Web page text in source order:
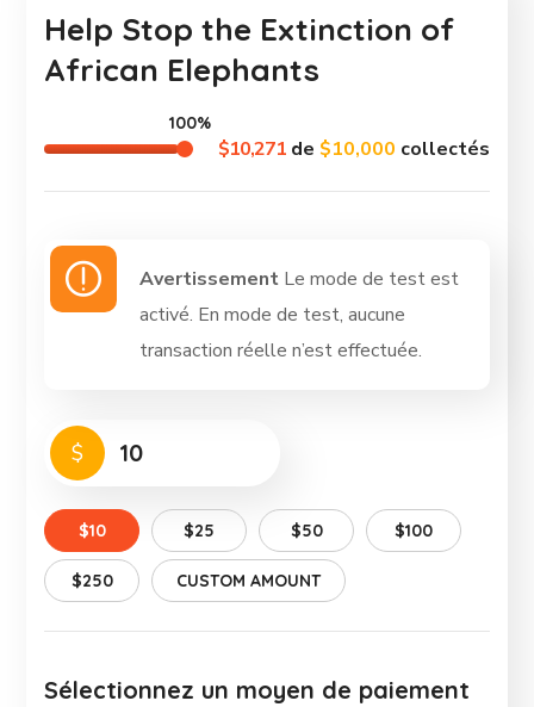
Help Stop the Extinction of
African Elephants
$10,271de $10,000 collectés
100%
Avertissement Le mode de test est
activé. En mode de test, aucune
transaction réelle n’est effectuée.
$
$10 $25 $50 $100
$250 CUSTOM AMOUNT
Sélectionnez un moyen de paiement